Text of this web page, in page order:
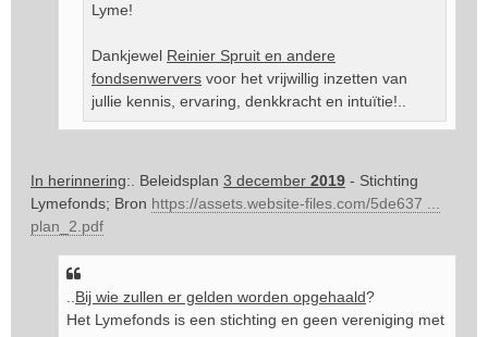
Lyme!
Dankjewel Reinier Spruit en andere
fondsenwervers voor het vrijwillig inzetten van
jullie kennis, ervaring, denkkracht en intuïtie!..
In herinnering:. Beleidsplan 3 december 2019 - Stichting
Lymefonds; Bron https://assets.website-files.com/5de637 ...
plan_2.pdf
Bij wie zullen er gelden worden opgehaald?
Het Lymefonds is een stichting en geen vereniging met